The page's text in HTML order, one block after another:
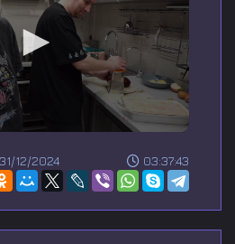
03:37:43
12/2024